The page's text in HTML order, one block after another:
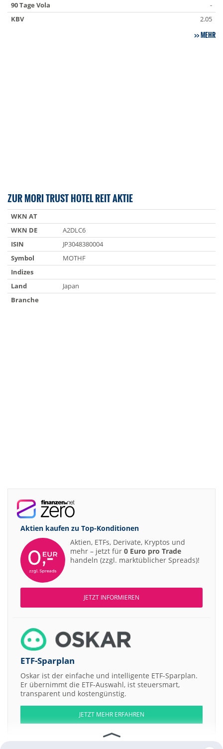
90 Tage Vola
-
KBV
2.05
MEHR
ZUR MORI TRUST HOTEL REIT AKTIE
WKN AT
WKN DE
A2DLC6
ISIN
JP3048380004
Symbol
MOTHF
Indizes
Land
Japan
Branche
Aktien kaufen zu Top-Konditionen
Aktien, ETFs, Derivate, Kryptos und
mehr – jetzt für 0 Euro pro Trade
handeln (zzgl. marktüblicher Spreads)!
JETZT INFORMIEREN
ETF-Sparplan
Oskar ist der einfache und intelligente ETF-Sparplan.
Er übernimmt die ETF-Auswahl, ist steuersmart,
transparent und kostengünstig.
JETZT MEHR ERFAHREN